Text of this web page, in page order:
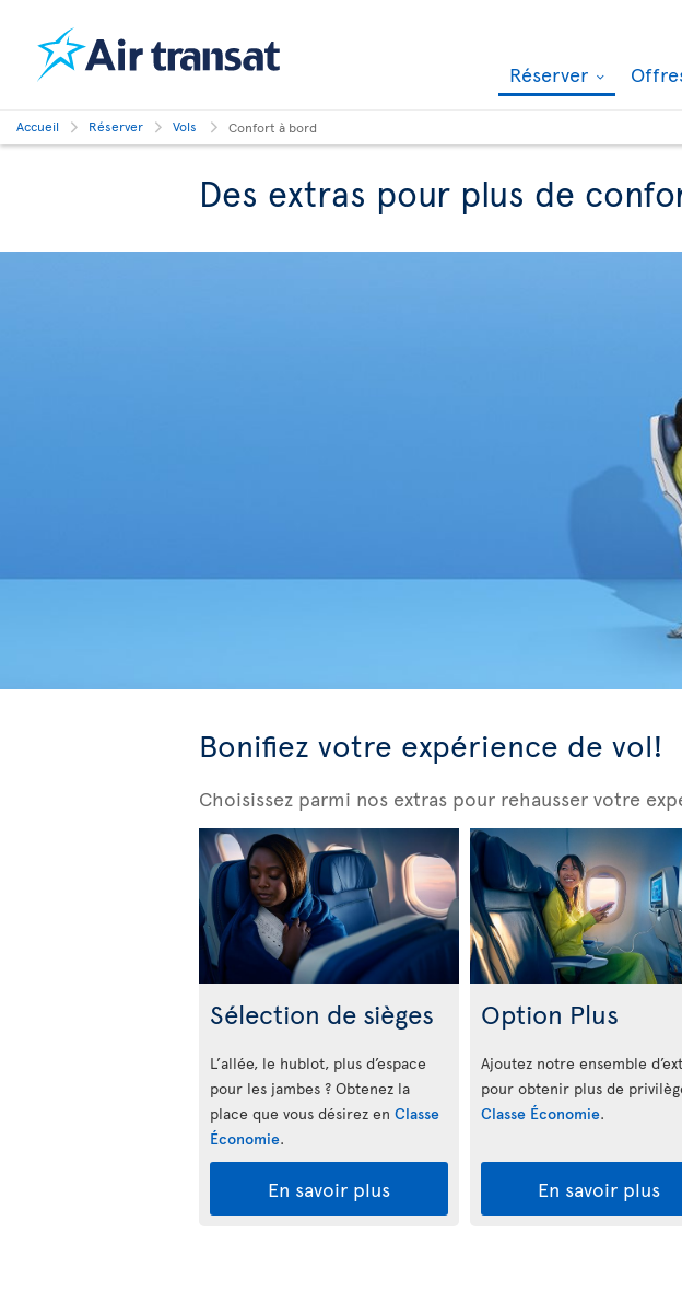
Réserver
Accueil Réserver Vols Confort à bord
Des extras pour plus de
Bonifiez votre expérience de vol!
Choisissez parmi nos extras pour rehausser votre
Sélection de sièges
L’allée, le hublot, plus d’espace
pour les jambes ? Obtenez la
place que vous désirez en Classe
Économie.
En savoir plus
Option Plus
Ajoutez notre ensemble
pour obtenir plus de
Classe Économie.
En savoir plus